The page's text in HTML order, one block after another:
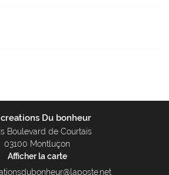
Du bonheur
Boulevard de Courtais
03100 Montluçon
Afficher la carte